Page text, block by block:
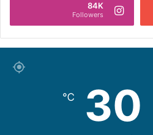
84K
Followers
30
℃